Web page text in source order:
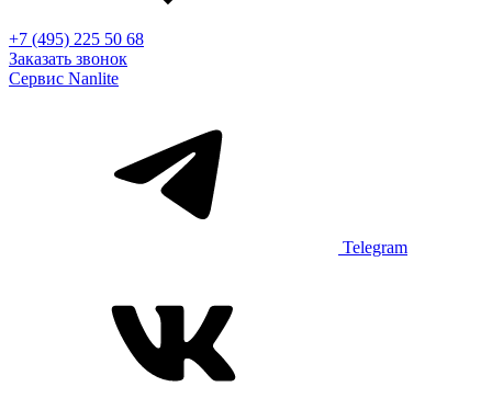
+7 (495) 225 50 68
Заказать звонок
Сервис Nanlite
Telegram